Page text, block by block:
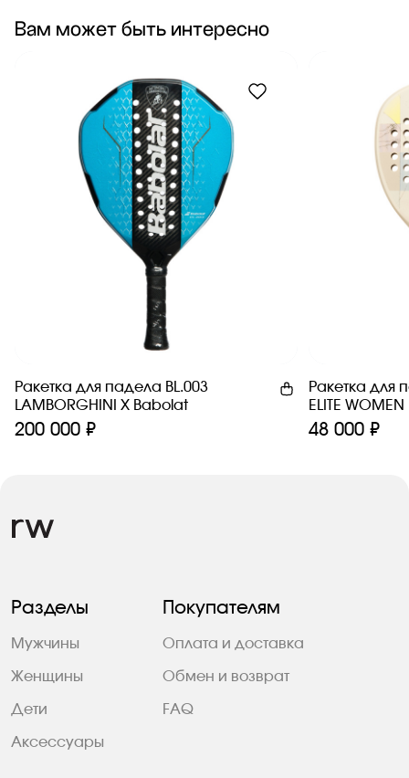
Вам может быть интересно
Ракетка для падела BL.003
LAMBORGHINI Х Babolat
200 000 ₽
Ракетка для
ELITE
48 000 ₽
Разделы
Мужчины
Женщины
Дети
Аксессуары
Покупателям
Оплата и доставка
Обмен и возврат
FAQ